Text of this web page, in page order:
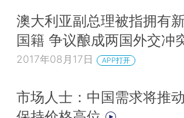
澳大利亚副总理被指拥有
国籍 争议酿成两国外交冲
2017年08月17日 APP打开
市场人士：中国需求将推